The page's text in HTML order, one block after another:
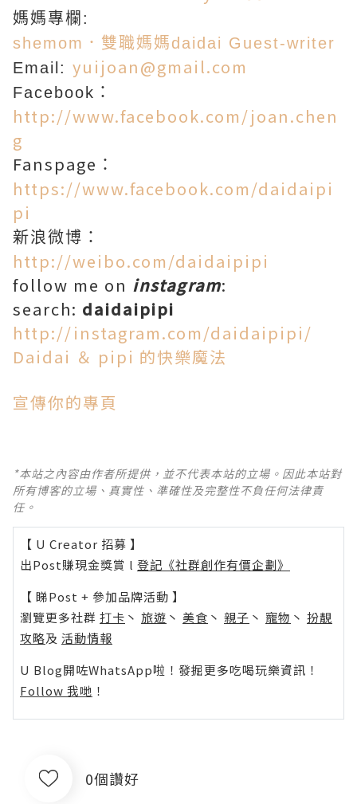
媽媽專欄:
shemom．雙職媽媽daidai Guest-writer
Email: yuijoan@gmail.com
Facebook：
http://www.facebook.com/joan.chen
g
Fanspage ：
https://www.facebook.com/daidaipi
pi
新浪微博：
http://weibo.com/daidaipipi
follow me on instagram:
search: daidaipipi
http://instagram.com/daidaipipi/
Daidai ＆ pipi 的快樂魔法
宣傳你的專頁
*本站之內容由作者所提供，並不代表本站的立場。因此本站對
所有博客的立場、真實性、準確性及完整性不負任何法律責
任。
【 U Creator 招募 】
出Post賺現金獎賞 l 登記《社群創作有價企劃》
【 睇Post + 參加品牌活動 】
瀏覽更多社群 打卡 丶 旅遊 丶 美食 丶 親子 丶 寵物 丶 扮靚
攻略及 活動情報
U Blog開咗WhatsApp啦！發掘更多吃喝玩樂資訊！
Follow 我哋 ！
0個讚好